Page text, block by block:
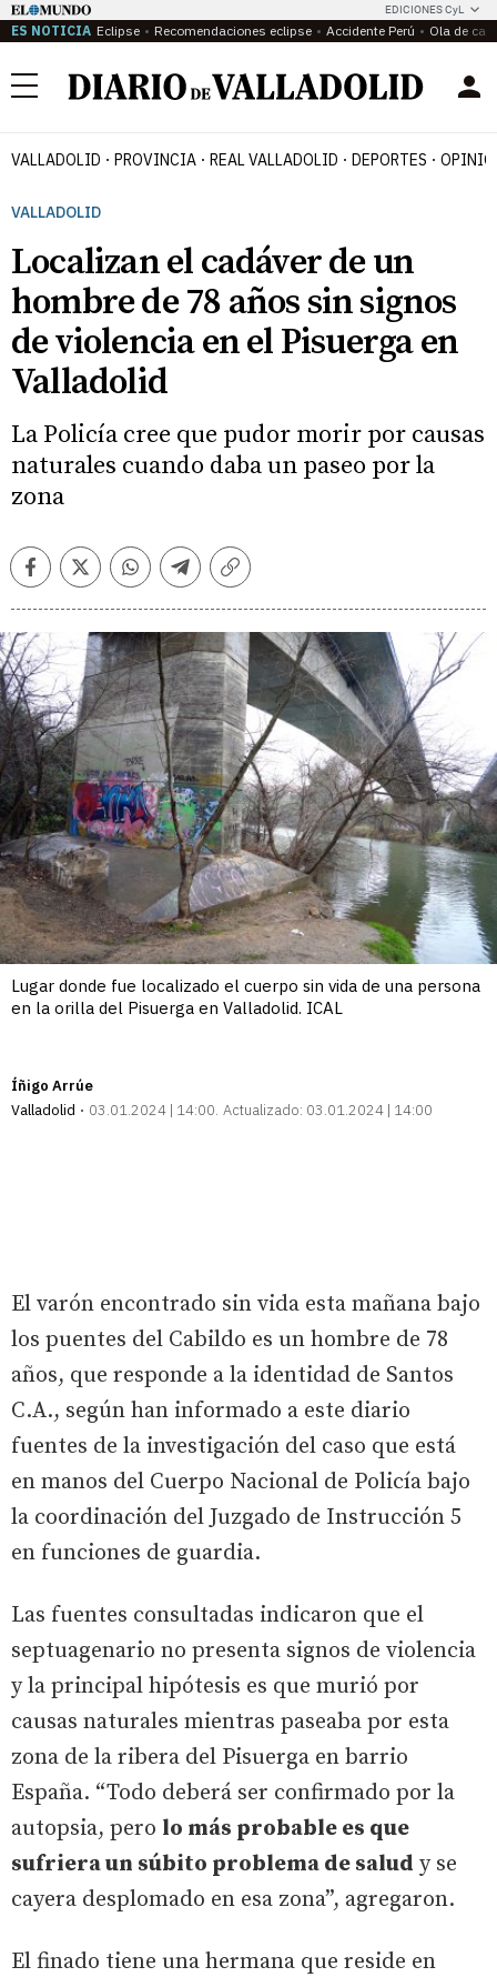
EDICIONES CyL
ES NOTICIA Eclipse Recomendaciones eclipse Accidente Perú Ola de
Menú
VALLADOLID PROVINCIA REAL VALLADOLID DEPORTES
VALLADOLID
Localizan el cadáver de un
hombre de 78 años sin signos
de violencia en el Pisuerga en
Valladolid
La Policía cree que pudor morir por causas
naturales cuando daba un paseo por la
zona
FacebookTwitterWhatsappTelegramCopiar
Lugar donde fue localizado el cuerpo sin vida de una persona
en la orilla del Pisuerga en Valladolid. ICAL
Íñigo Arrúe
Valladolid
03.01.2024 | 14:00 Actualizado: 03.01.2024 | 14:00
El varón encontrado sin vida esta mañana bajo
los puentes del Cabildo es un hombre de 78
años, que responde a la identidad de Santos
C.A., según han informado a este diario
fuentes de la investigación del caso que está
en manos del Cuerpo Nacional de Policía bajo
la coordinación del Juzgado de Instrucción 5
en funciones de guardia.
Las fuentes consultadas indicaron que el
septuagenario no presenta signos de violencia
y la principal hipótesis es que murió por
causas naturales mientras paseaba por esta
zona de la ribera del Pisuerga en barrio
España. “Todo deberá ser confirmado por la
autopsia, pero lo más probable es que
sufriera un súbito problema de salud y se
cayera desplomado en esa zona”, agregaron.
El finado tiene una hermana que reside en